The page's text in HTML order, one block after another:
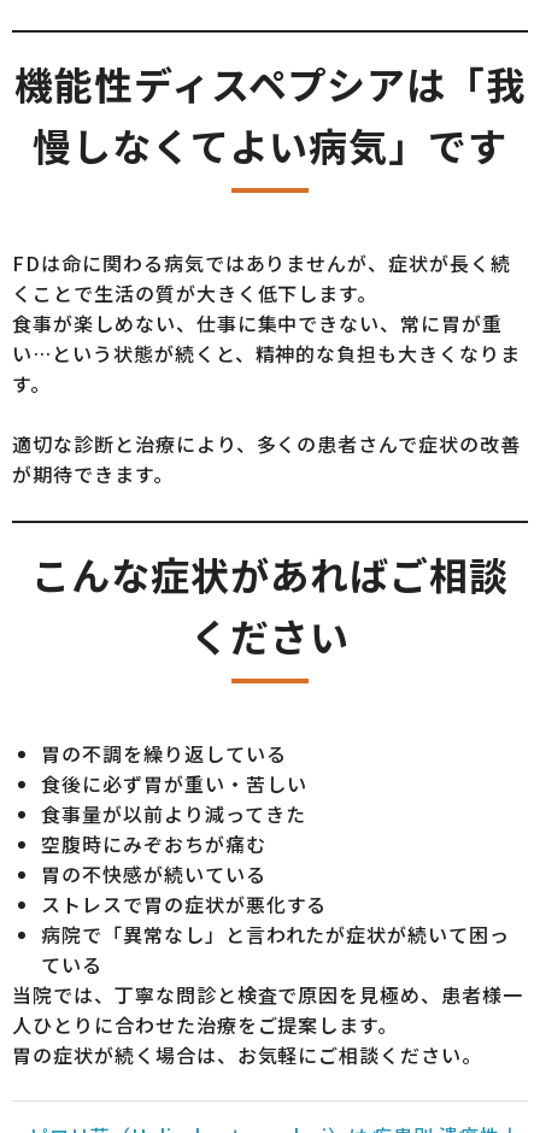
機能性ディスペプシアは「我
慢しなくてよい病気」です
FDは命に関わる病気ではありませんが、症状が長く続
くことで生活の質が大きく低下します。
食事が楽しめない、仕事に集中できない、常に胃が重
い…という状態が続くと、精神的な負担も大きくなりま
す。
適切な診断と治療により、多くの患者さんで症状の改善
が期待できます。
こんな症状があればご相談
ください
胃の不調を繰り返している
食後に必ず胃が重い・苦しい
食事量が以前より減ってきた
空腹時にみぞおちが痛む
胃の不快感が続いている
ストレスで胃の症状が悪化する
病院で「異常なし」と言われたが症状が続いて困っ
ている
当院では、丁寧な問診と検査で原因を見極め、患者様一
人ひとりに合わせた治療をご提案します。
胃の症状が続く場合は、お気軽にご相談ください。